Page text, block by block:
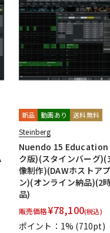
DTM
ヴィンテー
新品 動画あり 送料無料
Steinberg
Nuendo 15 Education
ク版)(スタインバーグ)(
像制作)(DAWホストア
ン)(オンライン納品)(2
品)
販売価格¥78,100(税込)
ポイント：1% (710pt)